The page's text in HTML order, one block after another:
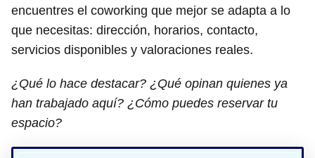
encuentres el coworking que mejor se adapta a lo
que necesitas: dirección, horarios, contacto,
servicios disponibles y valoraciones reales.
¿Qué lo hace destacar? ¿Qué opinan quienes ya
han trabajado aquí? ¿Cómo puedes reservar tu
espacio?